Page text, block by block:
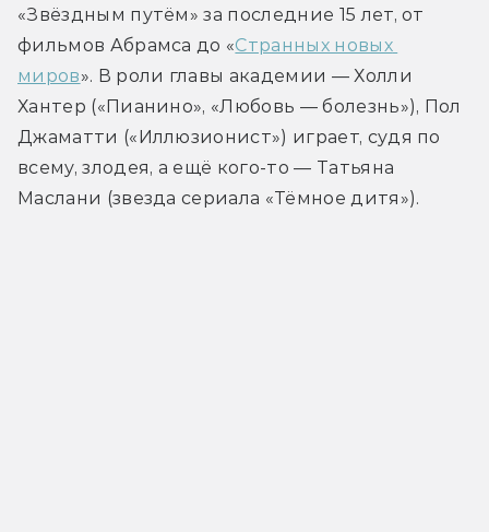
«Звёздным путём» за последние 15 лет, от
фильмов Абрамса до «Странных новых
миров». В роли главы академии — Холли
Хантер («Пианино», «Любовь — болезнь»), Пол
Джаматти («Иллюзионист») играет, судя по
всему, злодея, а ещё кого-то — Татьяна
Маслани (звезда сериала «Тёмное дитя»).